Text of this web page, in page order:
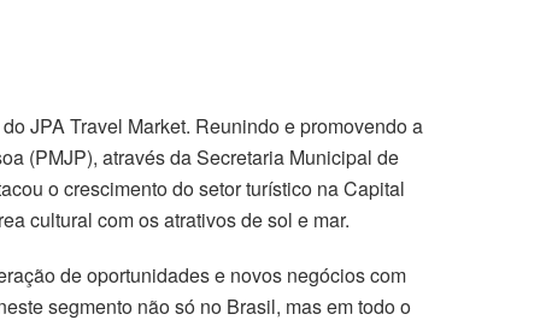
JPA Travel Market. Reunindo e promovendo a
(PMJP), através da Secretaria Municipal de
o crescimento do setor turístico na Capital
cultural com os atrativos de sol e mar.
de oportunidades e novos negócios com
segmento não só no Brasil, mas em todo o